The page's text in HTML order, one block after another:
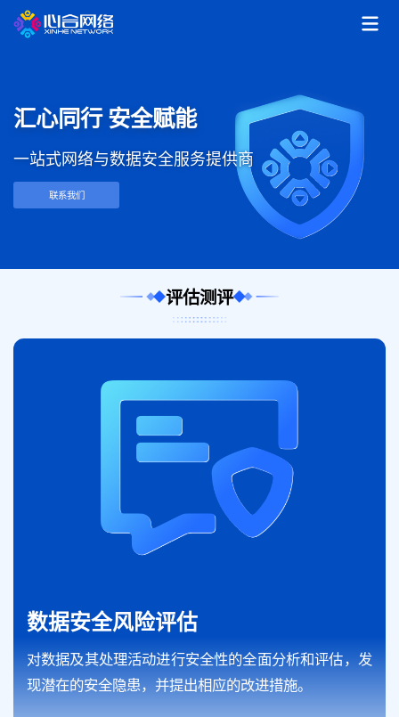
汇心同行 安全赋能
一站式网络与数据安全服务提供商
联系我们
评估测评
数据安全风险评估
对数据及其处理活动进行安全性的全面分析和评估，发
现潜在的安全隐患，并提出相应的改进措施。